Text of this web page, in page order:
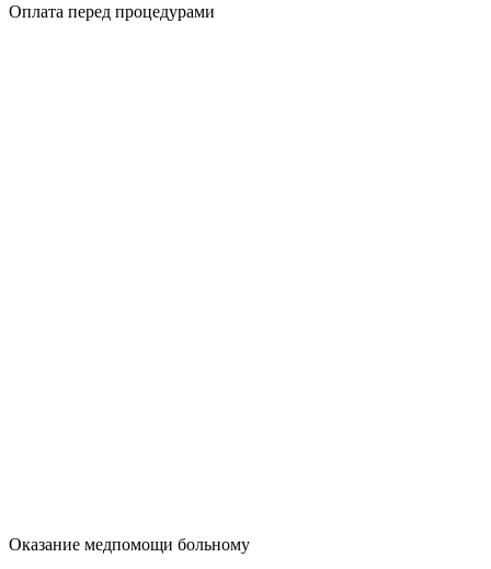
Оплата перед процедурами
Оказание медпомощи больному